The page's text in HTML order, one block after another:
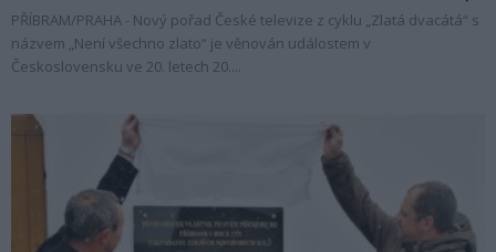
PŘÍBRAM/PRAHA - Nový pořad České televize z cyklu „Zlatá dvacátá“ s
názvem „Není všechno zlato“ je věnován událostem v
Československu ve 20. letech 20....